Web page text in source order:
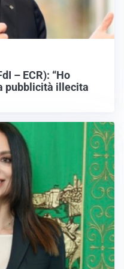
– ECR): “Ho
pubblicità illecita